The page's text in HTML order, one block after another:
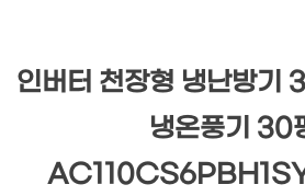
인버터 천장형 냉난방기
냉온풍기 30